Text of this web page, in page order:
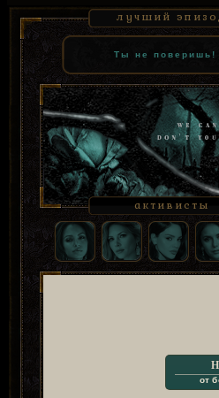
лучший
Ты не поверишь!
активисты
от